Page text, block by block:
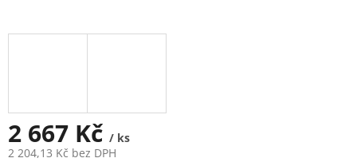
2 667 Kč / ks
2 204,13 Kč bez DPH